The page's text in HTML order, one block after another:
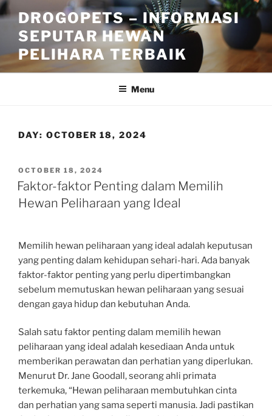
Skip
to
content
DROGOPETS – INFORMASI
SEPUTAR HEWAN
PELIHARA TERBAIK
Menu
DAY: OCTOBER 18, 2024
POSTED
ON
OCTOBER 18, 2024
Faktor-faktor Penting dalam Memilih
Hewan Peliharaan yang Ideal
Memilih hewan peliharaan yang ideal adalah keputusan
yang penting dalam kehidupan sehari-hari. Ada banyak
faktor-faktor penting yang perlu dipertimbangkan
sebelum memutuskan hewan peliharaan yang sesuai
dengan gaya hidup dan kebutuhan Anda.
Salah satu faktor penting dalam memilih hewan
peliharaan yang ideal adalah kesediaan Anda untuk
memberikan perawatan dan perhatian yang diperlukan.
Menurut Dr. Jane Goodall, seorang ahli primata
terkemuka, “Hewan peliharaan membutuhkan cinta
dan perhatian yang sama seperti manusia. Jadi pastikan